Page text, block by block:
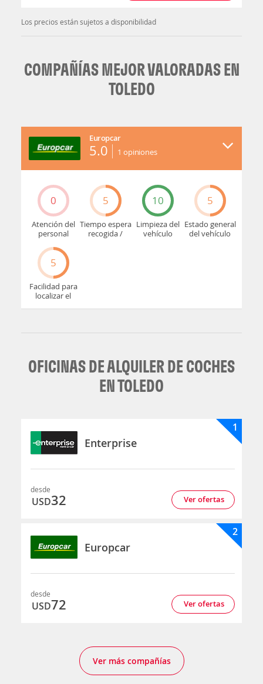
Los precios están sujetos a disponibilidad
COMPAÑÍAS MEJOR VALORADAS EN
TOLEDO
Europcar
5.0 1 opiniones
0
Atención del
personal
5
Tiempo espera
recogida /
10
Limpieza del
vehículo
5
Estado general
del vehículo
5
Facilidad para
localizar el
OFICINAS DE ALQUILER DE COCHES
EN TOLEDO
Enterprise
1
desde
USD32 Ver ofertas
Europcar
2
desde
USD72 Ver ofertas
Ver más compañías